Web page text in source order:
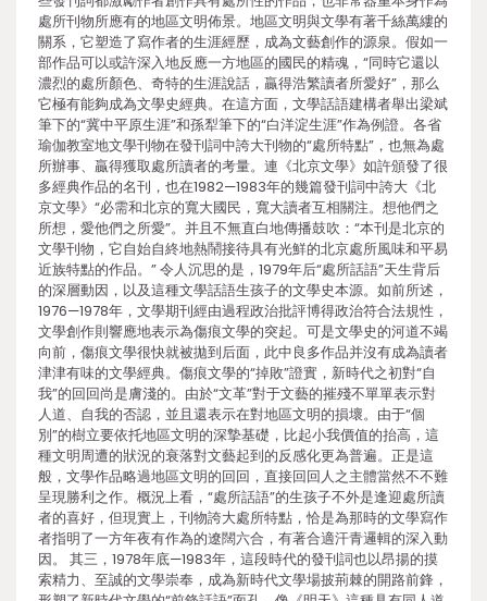
處所刊物所應有的地區文明佈景。地區文明與文學有著千絲萬縷的
關系，它塑造了寫作者的生涯經歷，成為文藝創作的源泉。假如一
部作品可以或許深入地反應一方地區的國民的精魂，“同時它還以
濃烈的處所顏色、奇特的生涯說話，贏得浩繁讀者所愛好”，那么
它極有能夠成為文學史經典。在這方面，文學話語建構者舉出梁斌
筆下的“冀中平原生涯”和孫犁筆下的“白洋淀生涯”作為例證。各省
瑜伽教室地文學刊物在發刊詞中誇大刊物的“處所特點”，也無為處
所辦事、贏得獲取處所讀者的考量。連《北京文學》如許頒發了很
多經典作品的名刊，也在1982—1983年的幾篇發刊詞中誇大《北
京文學》“必需和北京的寬大國民，寬大讀者互相關注。想他們之
所想，愛他們之所愛”。并且不無直白地傳播鼓吹：“本刊是北京的
文學刊物，它自始自終地熱鬧接待具有光鮮的北京處所風味和平易
近族特點的作品。” 令人沉思的是，1979年后“處所話語”天生背后
的深層動因，以及這種文學話語生孩子的文學史本源。如前所述，
1976—1978年，文學期刊經由過程政治批評博得政治符合法規性，
文學創作則響應地表示為傷痕文學的突起。可是文學史的河道不竭
向前，傷痕文學很快就被拋到后面，此中良多作品并沒有成為讀者
津津有味的文學經典。傷痕文學的“掉敗”證實，新時代之初對“自
我”的回回尚是膚淺的。由於“文革”對于文藝的摧殘不單單表示對
人道、自我的否認，並且還表示在對地區文明的損壞。由于“個
別”的樹立要依托地區文明的深摯基礎，比起小我價值的抬高，這
種文明周遭的狀況的衰落對文藝起到的反感化更為普遍。正是這
般，文學作品略過地區文明的回回，直接回回人之主體當然不不難
呈現勝利之作。概況上看，“處所話語”的生孩子不外是逢迎處所讀
者的喜好，但現實上，刊物誇大處所特點，恰是為那時的文學寫作
者指明了一方年夜有作為的遼闊六合，有著合適汗青邏輯的深入動
因。 其三，1978年底—1983年，這段時代的發刊詞也以昂揚的摸
索精力、至誠的文學崇奉，成為新時代文學場披荊棘的開路前鋒，